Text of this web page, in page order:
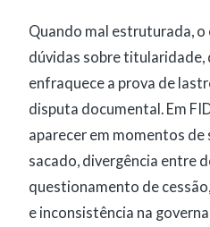
Quando mal estruturada,
dúvidas sobre titularidade,
enfraquece a prova de
disputa documental. Em
aparecer em momentos
sacado, divergência entre
questionamento de
e inconsistência na